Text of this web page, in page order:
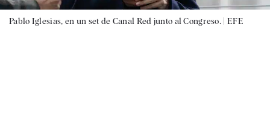
Pablo Iglesias, en un set de Canal Red junto al Congreso. | EFE